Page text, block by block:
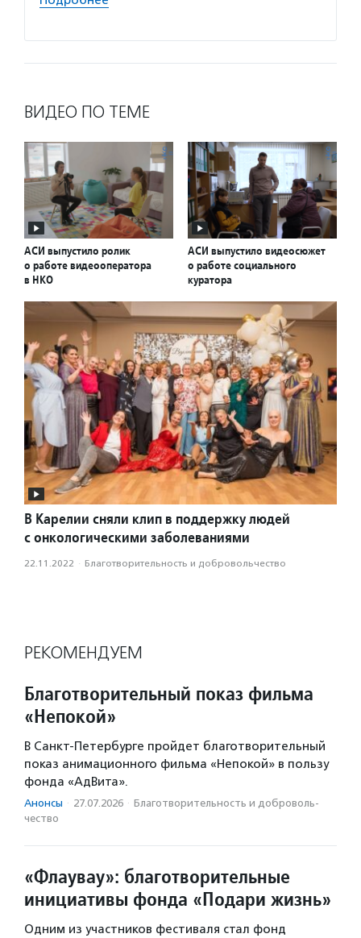
ВИДЕО ПО ТЕМЕ
АСИ выпустило ролик
о работе видеооператора
в НКО
АСИ выпустило видеосюжет
о работе социального
куратора
В Карелии сняли клип в поддержку людей
с онкологическими заболеваниями
22.11.2022 · Благотвори­тель­ность и доброволь­чест­во
РЕКОМЕНДУЕМ
Благотворительный показ фильма
«Непокой»
В Санкт-Петербурге пройдет благотворительный
показ анимационного фильма «Непокой» в пользу
фонда «АдВита».
Анонсы · 27.07.2026 · Благотвори­тель­ность и доброволь­
чест­во
«Флаувау»: благотворительные
инициативы фонда «Подари жизнь»
Одним из участников фестиваля стал фонд